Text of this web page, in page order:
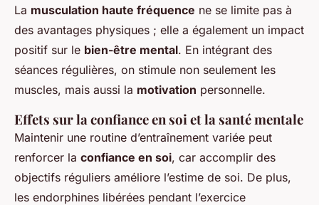
La musculation haute fréquence ne se limite pas à
des avantages physiques ; elle a également un impact
positif sur le bien-être mental. En intégrant des
séances régulières, on stimule non seulement les
muscles, mais aussi la motivation personnelle.
Effets sur la confiance en soi et la santé mentale
Maintenir une routine d’entraînement variée peut
renforcer la confiance en soi, car accomplir des
objectifs réguliers améliore l’estime de soi. De plus,
les endorphines libérées pendant l’exercice